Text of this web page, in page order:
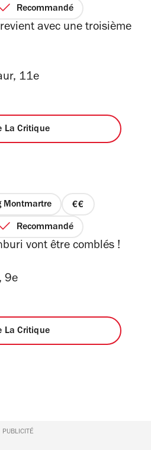
1
Recommandé
avec une troisième
11e
La Critique
Montmartre
prix
Recommandé
vont être comblés !
9e
La Critique
PUBLICITÉ